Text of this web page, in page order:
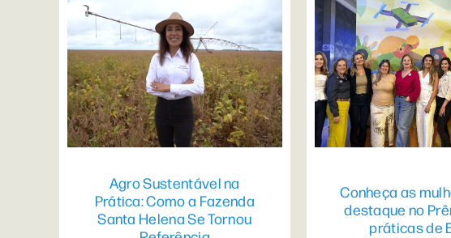
Agro Sustentável na
Prática: Como a Fazenda
Santa Helena Se Tornou
Conheça as
destaque no
práticas de